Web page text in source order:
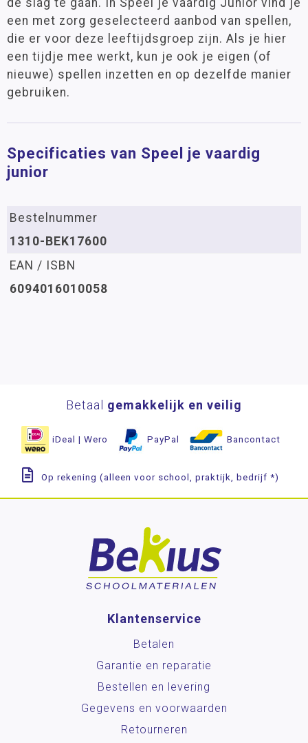
de slag te gaan. In Speel je vaardig Junior vind je
een met zorg geselecteerd aanbod van spellen,
die er voor deze leeftijdsgroep zijn. Als je hier
een tijdje mee werkt, kun je ook je eigen (of
nieuwe) spellen inzetten en op dezelfde manier
gebruiken.
Specificaties van Speel je vaardig
junior
Bestelnummer
1310-BEK17600
EAN / ISBN
6094016010058
Betaal gemakkelijk en veilig
iDeal | Wero PayPal Bancontact
Op rekening (alleen voor school, praktijk, bedrijf *)
Klantenservice
Betalen
Garantie en reparatie
Bestellen en levering
Gegevens en voorwaarden
Retourneren